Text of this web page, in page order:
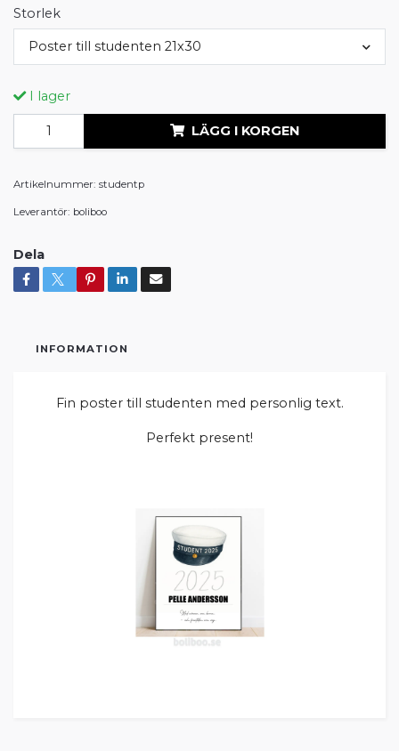
Storlek
Poster till studenten 21x30
I lager
LÄGG I KORGEN
Artikelnummer: studentp
Leverantör: boliboo
Dela
INFORMATION
Fin poster till studenten med personlig text.
Perfekt present!